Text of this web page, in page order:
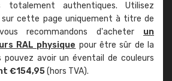
totalement authentiques. Utilisez
sur cette page uniquement à titre de
recommandons d'acheter un
RAL physique pour être sûr de la
pouvez avoir un éventail de couleurs
€154,95(hors TVA).